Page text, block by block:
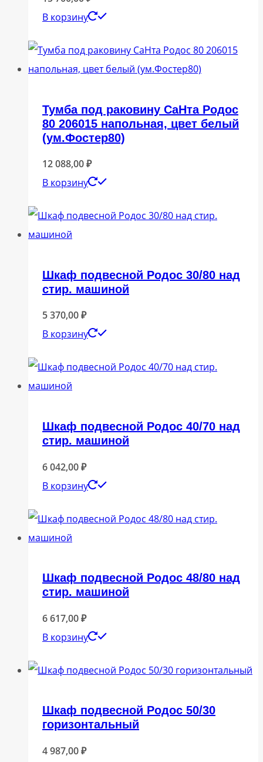
В корзину
Тумба под раковину СаНта Родос
80 206015 напольная, цвет белый
(ум.Фостер80)
12 088,00₽
В корзину
Шкаф подвесной Родос 30/80 над
стир. машиной
5 370,00₽
В корзину
Шкаф подвесной Родос 40/70 над
стир. машиной
6 042,00₽
В корзину
Шкаф подвесной Родос 48/80 над
стир. машиной
6 617,00₽
В корзину
Шкаф подвесной Родос 50/30
горизонтальный
4 987,00₽